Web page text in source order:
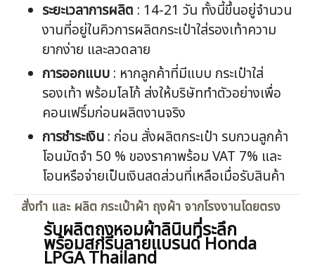
ระยะเวลาการผลิต : 14-21 วัน ทั้งนี้ขึ้นอยู่จำนวน
งานที่อยู่ในคิวการผลิตกระเป๋าใส่รองเท้าความ
ยากง่าย และลวดลาย
การออกแบบ : หากลูกค้าที่มีแบบ กระเป๋าใส่
รองเท้า พร้อมโลโก้ ส่งให้บริษัททำตัวอย่างเพื่อ
คอนเฟริ์มก่อนผลิตงานจริง
การชำระเงิน : ก่อน สั่งผลิตกระเป๋า รบกวนลูกค้า
โอนมัดจำ 50 % ของราคาพร้อม VAT 7% และ
โอนหรือจ่ายเป็นเงินสดส่วนที่เหลือเมื่อรับสินค้า
สั่งทำ และ ผลิต กระเป๋าผ้า ถุงผ้า จากโรงงานโดยตรง
รับผลิตถุงหอมผ้าลินินที่ระลึก
พร้อมสกรีนลายแบรนด์ Honda
LPGA Thailand